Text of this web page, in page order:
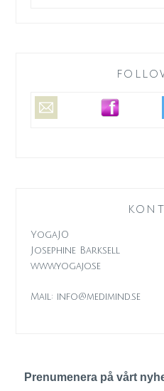
YogaJO
Josephine Barksell
www.yogajo.se
Mail: info@medimind.se
Prenumenera på vårt